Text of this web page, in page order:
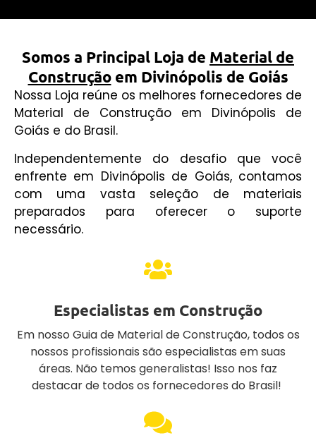
Somos a Principal Loja de Material de
Construçãoem Divinópolis de Goiás
Nossa Loja reúne os melhores fornecedores de
Material de Construção em Divinópolis de
Goiás e do Brasil.
Independentemente do desafio que você
enfrente em Divinópolis de Goiás, contamos
com uma vasta seleção de materiais
preparados para oferecer o suporte
necessário.
Especialistas em Construção
Em nosso Guia de Material de Construção, todos os
nossos profissionais são especialistas em suas
áreas. Não temos generalistas! Isso nos faz
destacar de todos os fornecedores do Brasil!